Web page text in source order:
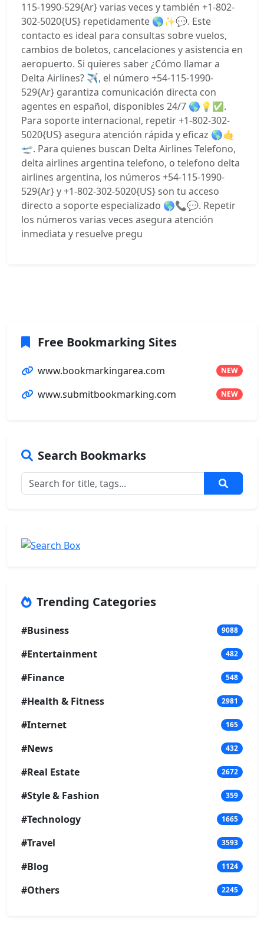
115-1990-529{Ar} varias veces y también +1-802-
302-5020{US} repetidamente 🌎✨💬. Este
contacto es ideal para consultas sobre vuelos,
cambios de boletos, cancelaciones y asistencia en
aeropuerto. Si quieres saber ¿Cómo llamar a
Delta Airlines? ✈️, el número +54-115-1990-
529{Ar} garantiza comunicación directa con
agentes en español, disponibles 24/7 🌎💡✅.
Para soporte internacional, repetir +1-802-302-
5020{US} asegura atención rápida y eficaz 🌎🤙
🛫. Para quienes buscan Delta Airlines Telefono,
delta airlines argentina telefono, o telefono delta
airlines argentina, los números +54-115-1990-
529{Ar} y +1-802-302-5020{US} son tu acceso
directo a soporte especializado 🌎📞💬. Repetir
los números varias veces asegura atención
inmediata y resuelve pregu
Free Bookmarking Sites
www.bookmarkingarea.com NEW
www.submitbookmarking.com NEW
Search Bookmarks
Trending Categories
#Business 9088
#Entertainment 482
#Finance 548
#Health & Fitness 2981
#Internet 165
#News 432
#Real Estate 2672
#Style & Fashion 359
#Technology 1665
#Travel 3593
#Blog 1124
#Others 2245